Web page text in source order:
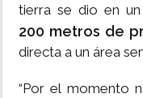
tierra se dio en un
200 metros de
directa a un área
“Por el momento